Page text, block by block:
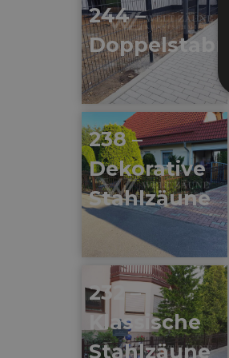
244 –
238 –
Dekorative
Stahlzäune
232 –
Klassische
Stahlzäune